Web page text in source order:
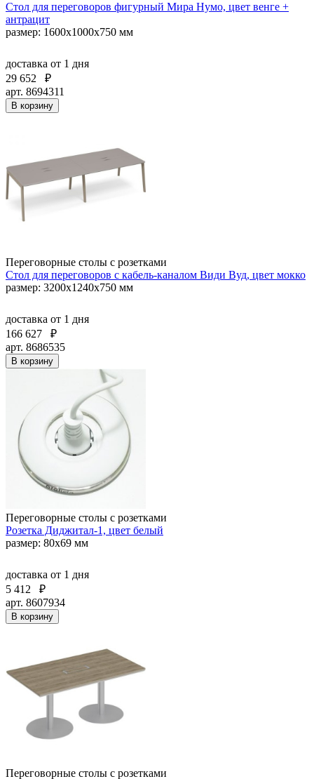
Стол для переговоров фигурный Мира Нумо, цвет венге +
антрацит
размер: 1600x1000x750 мм
доставка от 1 дня
29 652
₽
арт. 8694311
В корзину
Переговорные столы с розетками
Стол для переговоров с кабель-каналом Види Вуд, цвет мокко
размер: 3200x1240x750 мм
доставка от 1 дня
166 627
₽
арт. 8686535
В корзину
Переговорные столы с розетками
Розетка Диджитал-1, цвет белый
размер: 80х69 мм
доставка от 1 дня
5 412
₽
арт. 8607934
В корзину
Переговорные столы с розетками